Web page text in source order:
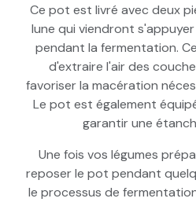
Ce pot est livré avec deux
lune qui viendront
pendant la fermentation.
d'extraire l'air des
favoriser la macération
Le pot est également
garantir une
Une fois vos légumes
reposer le pot pendant
le processus de